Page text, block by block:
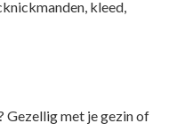
kleed,
Gezellig met je gezin of